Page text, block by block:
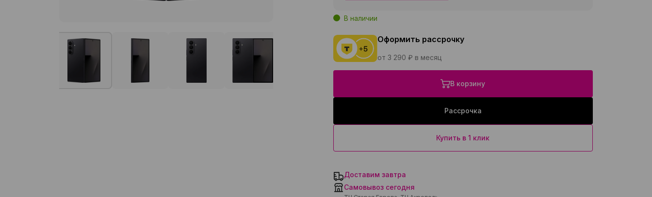
В наличии
Оформить рассрочку
от 3 290 ₽ в месяц
В корзину
Рассрочка
Купить в 1 клик
Доставим завтра
Самовывоз сегодня